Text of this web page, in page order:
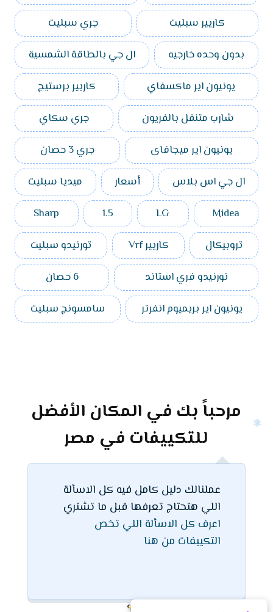
كاريير سبليت
جري سبليت
بدون وحده خارجيه
ال جي بالطاقة الشمسية
يونيون اير ماكسفاي
كاريير برستيج
شارب متنقل بالفريون
جري سكاي
يونيون اير ميجافاى
جري 3 حصان
ال جي اس بلاس
أسعار
ميديا سبليت
Midea
LG
1.5
Sharp
تروبيكال
كاريير Vrf
تورنيدو سبليت
تورنيدو فري استاند
6 حصان
يونيون اير بريميوم انفرتر
سامسونج سبليت
مرحباً بك في المكان الأفضل
للتكييفات في مصر
عملنالك دليل كامل فيه كل الاسألة
اللي هتحتاج تعرفها قبل ما تشتري
اعرف كل الاسألة اللي تخص
التكييفات من هنا